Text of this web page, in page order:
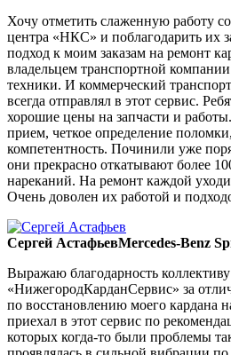
Хочу отметить слаженную работу
центра «НКС» и поблагодарить их
подход к моим заказам на ремонт
владельцем транспортной
техники. И коммерческий
всегда отправлял в этот сервис.
хорошие цены на запчасти и
прием, четкое определение
компетентность. Починили уже
они прекрасно откатывают более
нареканий. На ремонт каждой уходи
Очень доволен их работой и
Сергей АстафьевMercedes-Benz
Выражаю благодарность коллективу
«НижегородКарданСервис» за
по восстановлению моего кардана
приехал в этот сервис по
которых когда-то были проблемы